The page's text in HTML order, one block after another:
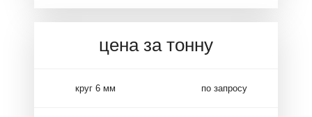
цена за тонну
круг 6 мм по запросу